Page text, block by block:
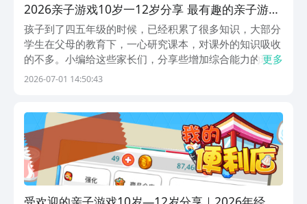
2026亲子游戏10岁一12岁分享 最有趣的亲子游戏
手机版汇总
孩子到了四五年级的时候，已经积累了很多知识，大部分
学生在父母的教育下，一心研究课本，对课外的知识吸收
的不多。小编给这些家长们，分享些增加综合能力的玩
法，亲子游戏10岁一12岁，正好是儿童接受最快的阶
并...
更多
2026-07-01 14:50:43